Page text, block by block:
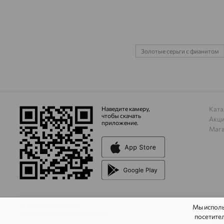
Золотые серьги с фианитом
Наведите камеру,
чтобы скачать
приложение.
Мы